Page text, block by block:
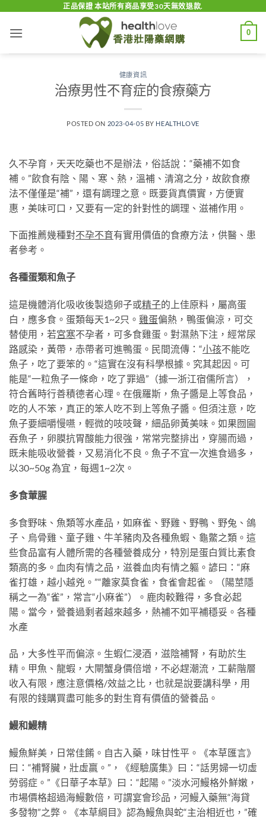
content
正品保證 本站所有商品享受30天無效退款.
0
健康資訊
治療男性不育症的食療藥方
POSTED ON 2023-04-05 BY HEALTHLOVE
久不孕育，天天吃藥也不是辦法，俗話說：“藥補不如食
補。”飲食有陰、陽、寒、熱，溫補、清瀉之分，故飲食療
法不僅僅是“補”，還有調理之意。既要貨真價實，方便實
惠，美味可口，又要有一定的針對性的調理、滋補作用。
下面推薦幾種對不孕不育有實用價值的食療方法，供醫、患
者參考。
各種蛋類和魚子
這是機體消化吸收後製造卵子或精子的上佳原料，屬高蛋
白，應多食。蛋類每天1~2只。 雞蛋偏熱，鴨蛋偏涼，可交
替使用，若宮寒不孕者，可多食雞蛋。對濕熱下注，經常尿
路感染，黃帶，赤帶者可進鴨蛋。民間流傳：“小孩不能吃
魚子，吃了要笨的。“這實在沒有科學根據。究其起因。可
能是“一粒魚子一條命，吃了罪過”（據一浙江宿儒所言），
符合舊時行善積德者心理。在俄羅斯，魚子醬是上等食品，
吃的人不笨，真正的笨人吃不到上等魚子醬。但須注意，吃
魚子要細嚼慢嚥，輕微的吱吱聲，細品卵黃美味。如果囫圇
吞魚子，卵膜抗胃酸能力很強，常常完整排出，穿腸而過，
既未能吸收營養，又易消化不良。魚子不宜一次進食過多，
以30~50g 為宜，每週1~2次。
多食葷腥
多食野味、魚類等水產品，如麻雀、野雞、野鴨、野兔、鴿
子、烏骨雞、童子雞、牛羊豬肉及各種魚蝦、龜鱉之類。這
些食品富有人體所需的各種營養成分，特別是蛋白質比素食
類高的多。血肉有情之品，滋養血肉有情之軀。諺曰：“麻
雀打雄，越小越兇。”“離家莫食雀，食雀會起雀。（陽莖隱
稱之一為“雀”，常言“小麻雀”）。鹿肉較難得，多食必起
陽。當今，營養過剩者越來越多，熱補不如平補穩妥。各種
水產
品，大多性平而偏涼。生蝦仁浸酒，滋陰補腎，有助於生
精。甲魚、龍蝦，大閘蟹身價倍增，不必趕潮流，工薪階層
收入有限，應注意價格/效益之比，也就是說要講科學，用
有限的錢購買盡可能多的對生育有價值的營養品。
鰻和鰻精
鰻魚鮮美，日常佳餚。自古入藥，味甘性平。《本草匯言》
曰：“補腎臟，壯虛羸。”，《經驗廣集》曰：“話男婦一切虛
勞弱症。”《日華子本草》曰：“起陽。”淡水河鰻格外鮮嫩，
市場價格超過海鰻數倍，可謂宴會珍品，河鰻入藥無“海貸
多發物”之弊。《本草綱目》認為鰻魚與蛇“主治相近也，”確